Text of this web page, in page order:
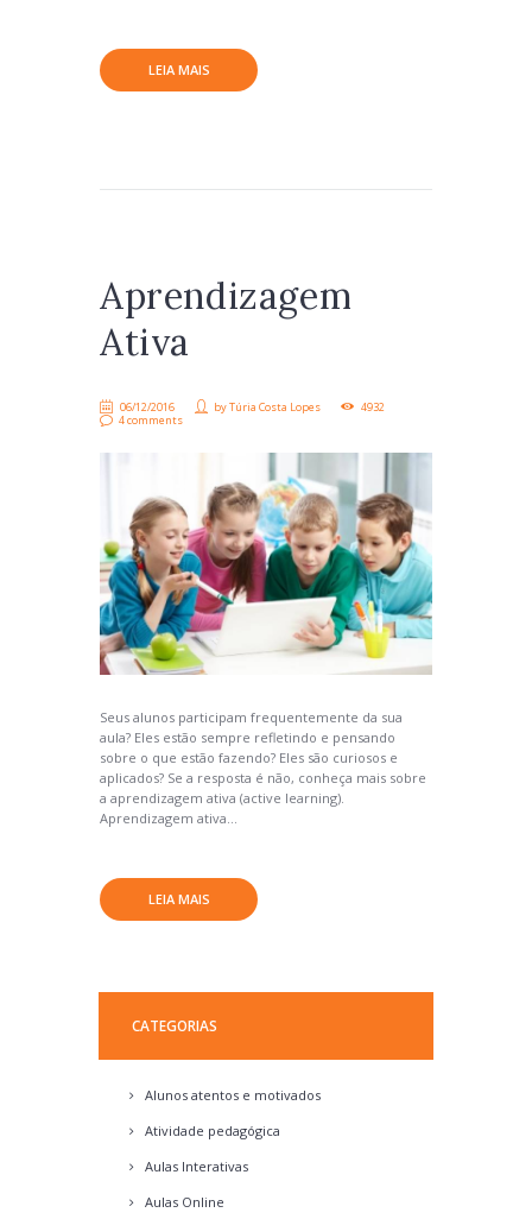
LEIA MAIS
Aprendizagem
Ativa
06/12/2016 byTúria Costa Lopes
4932
4 comments
Seus alunos participam frequentemente da sua
aula? Eles estão sempre refletindo e pensando
sobre o que estão fazendo? Eles são curiosos e
aplicados? Se a resposta é não, conheça mais sobre
a aprendizagem ativa (active learning).
Aprendizagem ativa...
LEIA MAIS
CATEGORIAS
Alunos atentos e motivados
Atividade pedagógica
Aulas Interativas
Aulas Online